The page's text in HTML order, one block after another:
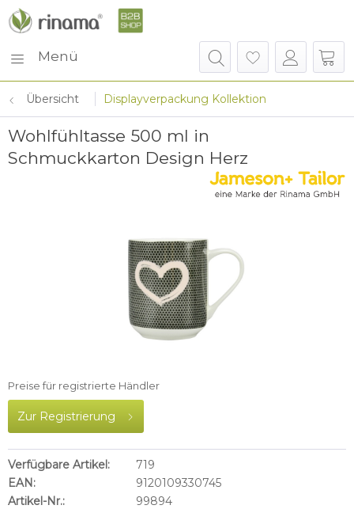
Menü
Übersicht Displayverpackung Kollektion
Wohlfühltasse 500 ml in
Schmuckkarton Design Herz
Preise für registrierte Händler
Zur Registrierung
Verfügbare Artikel:
719
EAN:
9120109330745
Artikel-Nr.:
99894